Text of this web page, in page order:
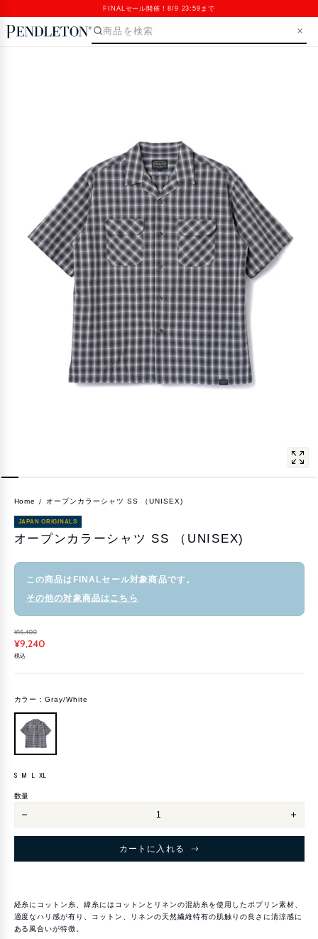
FINALセール開催！8/9 23:59まで
Open
media
Home オープンカラーシャツ SS （UNISEX)
JAPAN ORIGINALS
オープンカラーシャツ SS （UNISEX)
この商品はFINALセール対象商品です。
その他の対象商品はこちら
¥15,400
¥9,240
税込
カラー：Gray/White
サ
ズ
M
S M L XL
数量
オ
プ
ラ
ツ
SS
（UNISEX)
を
オ
プ
ラ
ツ
SS
（
カートに入れる
経糸にコットン糸、緯糸にはコットンとリネンの混紡糸を使用したポプリン素材、
適度なハリ感が有り、コットン、リネンの天然繊維特有の肌触りの良さに清涼感に
ある風合いが特徴。